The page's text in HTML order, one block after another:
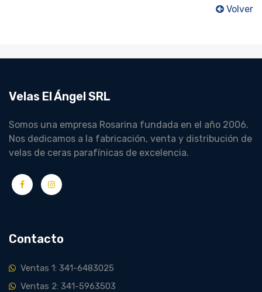
Volver
Velas El Ángel SRL
Somos una empresa Rosarina fundada en el año 2006.
Nos dedicamos a la fabricación, venta y distribución de
velas de ceras parafínicas de excelencia.
Contacto
Ventas 1: 341-6483025
Ventas 2: 341-5963503